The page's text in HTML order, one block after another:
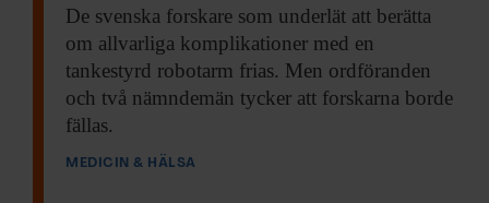
De svenska forskare som underlät att berätta
om allvarliga komplikationer med en
tankestyrd robotarm frias. Men ordföranden
och två nämndemän tycker att forskarna borde
fällas.
MEDICIN & HÄLSA